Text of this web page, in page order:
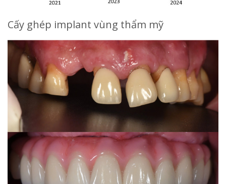
Cấy ghép implant vùng thẩm mỹ